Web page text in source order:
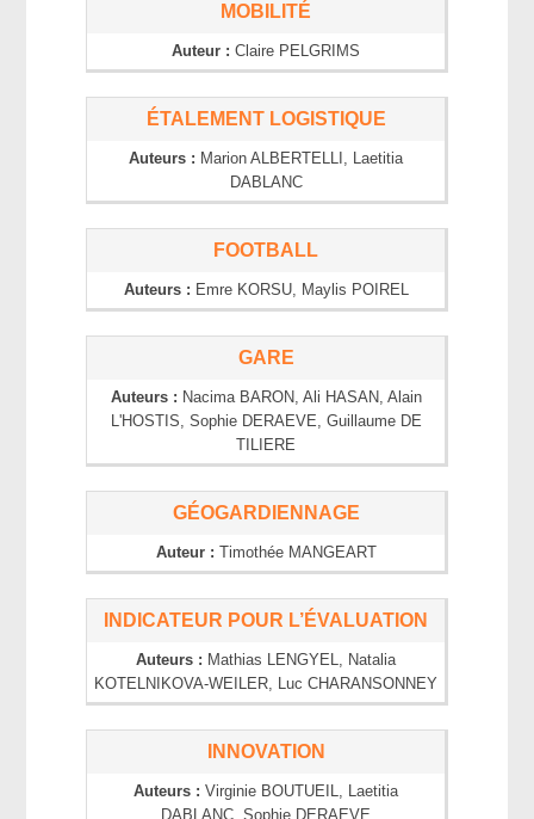
MOBILITÉ
Auteur : Claire PELGRIMS
ÉTALEMENT LOGISTIQUE
Auteurs : Marion ALBERTELLI , Laetitia
DABLANC
FOOTBALL
Auteurs : Emre KORSU, Maylis POIREL
GARE
Auteurs : Nacima BARON, Ali HASAN, Alain
L'HOSTIS, Sophie DERAEVE, Guillaume DE
TILIERE
GÉOGARDIENNAGE
Auteur : Timothée MANGEART
INDICATEUR POUR L’ÉVALUATION
Auteurs : Mathias LENGYEL, Natalia
KOTELNIKOVA-WEILER, Luc CHARANSONNEY
INNOVATION
Auteurs : Virginie BOUTUEIL, Laetitia
DABLANC , Sophie DERAEVE